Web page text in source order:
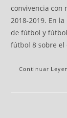
convivencia con
2018-2019. En
de fútbol y
fútbol 8 sobre el
Continuar